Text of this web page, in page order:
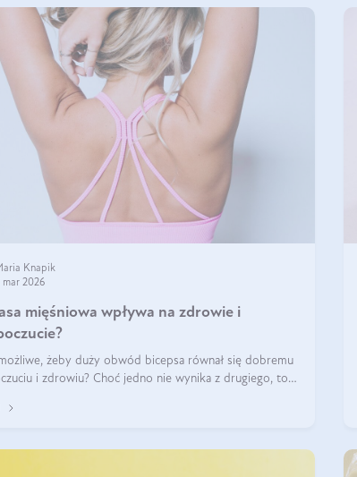
Knapik
mar 2026
mięśniowa wpływa na zdrowie i
żeby duży obwód bicepsa równał się dobremu
i zdrowiu? Choć jedno nie wynika z drugiego, to
jakość życia. W jaki sposób? W tym wpisie wszystko